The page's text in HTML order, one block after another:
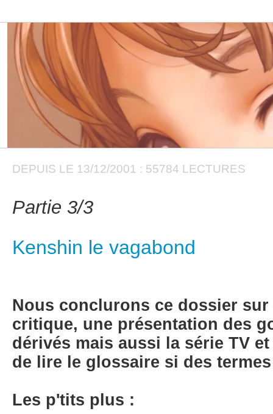
DEPUIS LE 13/12/2001 : 55784 LECTURES
Partie 3/3
Kenshin le vagabond
Nous conclurons ce dossier
critique, une présentation des
dérivés mais aussi la série TV
de lire le glossaire si des
Les p'tits plus :